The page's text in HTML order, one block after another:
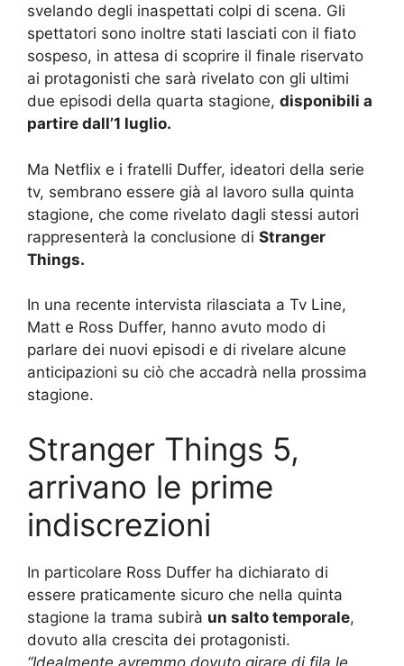
svelando degli inaspettati colpi di scena. Gli
spettatori sono inoltre stati lasciati con il fiato
sospeso, in attesa di scoprire il finale riservato
ai protagonisti che sarà rivelato con gli ultimi
due episodi della quarta stagione, disponibili a
partire dall’1 luglio.
Ma Netflix e i fratelli Duffer, ideatori della serie
tv, sembrano essere già al lavoro sulla quinta
stagione, che come rivelato dagli stessi autori
rappresenterà la conclusione di Stranger
Things.
In una recente intervista rilasciata a Tv Line,
Matt e Ross Duffer, hanno avuto modo di
parlare dei nuovi episodi e di rivelare alcune
anticipazioni su ciò che accadrà nella prossima
stagione.
Stranger Things 5,
arrivano le prime
indiscrezioni
In particolare Ross Duffer ha dichiarato di
essere praticamente sicuro che nella quinta
stagione la trama subirà un salto temporale,
dovuto alla crescita dei protagonisti.
“Idealmente avremmo dovuto girare di fila le